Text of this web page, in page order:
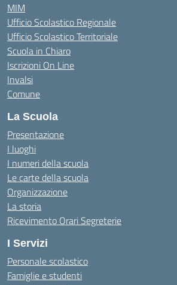
MIM
Ufficio Scolastico Regionale
Ufficio Scolastico Territoriale
Scuola in Chiaro
Iscrizioni On Line
Invalsi
Comune
La Scuola
Presentazione
I luoghi
I numeri della scuola
Le carte della scuola
Organizzazione
La storia
Ricevimento Orari Segreterie
I Servizi
Personale scolastico
Famiglie e studenti